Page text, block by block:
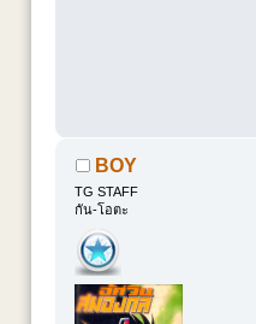
BOY
TG STAFF
กัน-โอตะ